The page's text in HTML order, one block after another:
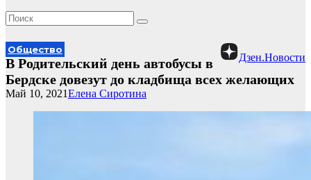
Дзен.Новости
Общество
В Родительский день автобусы в
Бердске довезут до кладбища всех желающих
Елена Сиротина
Май 10, 2021